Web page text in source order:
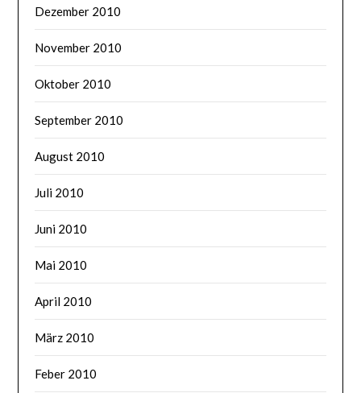
Dezember 2010
November 2010
Oktober 2010
September 2010
August 2010
Juli 2010
Juni 2010
Mai 2010
April 2010
März 2010
Feber 2010